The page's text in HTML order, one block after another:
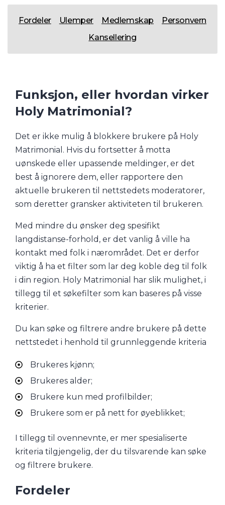
Fordeler Ulemper Medlemskap
Personvern
Kansellering
Funksjon, eller hvordan virker
Holy Matrimonial?
Det er ikke mulig å blokkere brukere på Holy
Matrimonial. Hvis du fortsetter å motta
uønskede eller upassende meldinger, er det
best å ignorere dem, eller rapportere den
aktuelle brukeren til nettstedets moderatorer,
som deretter gransker aktiviteten til brukeren.
Med mindre du ønsker deg spesifikt
langdistanse-forhold, er det vanlig å ville ha
kontakt med folk i nærområdet. Det er derfor
viktig å ha et filter som lar deg koble deg til folk
i din region. Holy Matrimonial har slik mulighet, i
tillegg til et søkefilter som kan baseres på visse
kriterier.
Du kan søke og filtrere andre brukere på dette
nettstedet i henhold til grunnleggende kriteria
Brukeres kjønn;
Brukeres alder;
Brukere kun med profilbilder;
Brukere som er på nett for øyeblikket;
I tillegg til ovennevnte, er mer spesialiserte
kriteria tilgjengelig, der du tilsvarende kan søke
og filtrere brukere.
Fordeler